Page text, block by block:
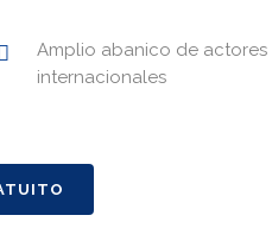
Amplio abanico de
internacionales